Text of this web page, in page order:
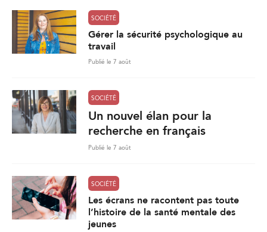
SOCIÉTÉ
Gérer la sécurité psychologique au
travail
Publié le 7 août
SOCIÉTÉ
Un nouvel élan pour la
recherche en français
Publié le 7 août
SOCIÉTÉ
Les écrans ne racontent pas toute
l’histoire de la santé mentale des
jeunes